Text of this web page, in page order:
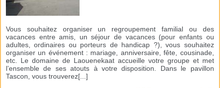
Vous souhaitez organiser un regroupement familial ou des
vacances entre amis, un séjour de vacances (pour enfants ou
adultes, ordinaires ou porteurs de handicap ?), vous souhaitez
organiser un événement : mariage, anniversaire, fête, cousinade,
etc. Le domaine de Laouenekaat accueille votre groupe et met
l’ensemble de ses atouts à votre disposition. Dans le pavillon
Tascon, vous trouverez[...]